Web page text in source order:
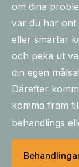
om dina
var du har ont
eller smärtar
och peka ut
din egen
Därefter
komma fram
behandlings